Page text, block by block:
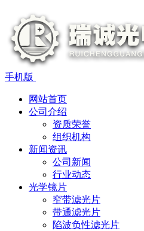
手机版
网站首页
公司介绍
资质荣誉
组织机构
新闻资讯
公司新闻
行业动态
光学镜片
窄带滤光片
带通滤光片
陷波负性滤光片